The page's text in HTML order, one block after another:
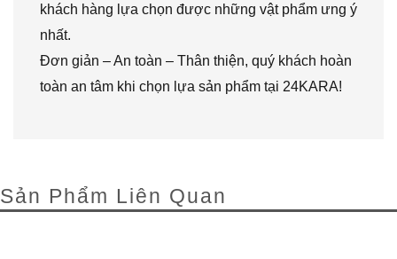
khách hàng lựa chọn được những vật phẩm ưng ý
nhất.
Đơn giản – An toàn – Thân thiện, quý khách hoàn
toàn an tâm khi chọn lựa sản phẩm tại 24KARA!
Sản Phẩm Liên Quan